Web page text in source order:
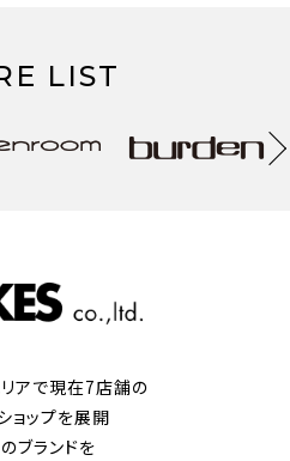
LIST
アで現在7店舗の
ョップを展開
ブランドを